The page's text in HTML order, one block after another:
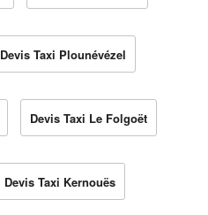
Devis Taxi Plounévézel
Devis Taxi Le Folgoët
Devis Taxi Kernouës